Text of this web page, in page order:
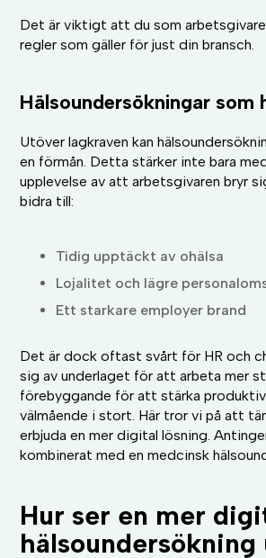
Det är viktigt att du som arbetsgivare
regler som gäller för just din bransch.
Hälsoundersökningar som
Utöver lagkraven kan
en förmån. Detta stärker inte bara
upplevelse av att arbetsgivaren bryr
bidra till:
Tidig upptäckt av ohälsa
Lojalitet och lägre
Ett starkare employer brand
Det är dock oftast svårt för HR och
sig av underlaget för att arbeta mer
förebyggande för att stärka
välmående i stort. Här tror vi på att
erbjuda en mer digital lösning.
kombinerat med en medcinsk
Hur ser en mer